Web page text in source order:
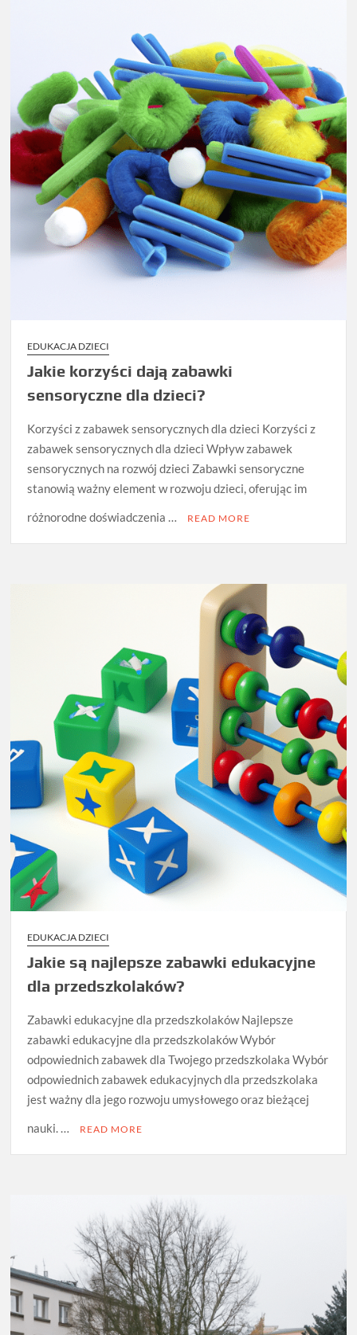
EDUKACJA DZIECI
Jakie korzyści dają zabawki
sensoryczne dla dzieci?
Korzyści z zabawek sensorycznych dla dzieci Korzyści z
zabawek sensorycznych dla dzieci Wpływ zabawek
sensorycznych na rozwój dzieci Zabawki sensoryczne
stanowią ważny element w rozwoju dzieci, oferując im
różnorodne doświadczenia …
READ MORE
EDUKACJA DZIECI
Jakie są najlepsze zabawki edukacyjne
dla przedszkolaków?
Zabawki edukacyjne dla przedszkolaków Najlepsze
zabawki edukacyjne dla przedszkolaków Wybór
odpowiednich zabawek dla Twojego przedszkolaka Wybór
odpowiednich zabawek edukacyjnych dla przedszkolaka
jest ważny dla jego rozwoju umysłowego oraz bieżącej
nauki. …
READ MORE